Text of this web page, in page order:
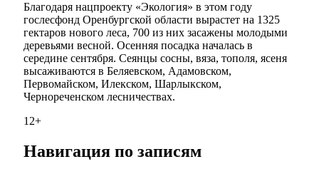
Благодаря нацпроекту «Экология» в этом году
гослесфонд Оренбургской области вырастет на 1325
гектаров нового леса, 700 из них засажены молодыми
деревьями весной. Осенняя посадка началась в
середине сентября. Сеянцы сосны, вяза, тополя, ясеня
высаживаются в Беляевском, Адамовском,
Первомайском, Илекском, Шарлыкском,
Чернореченском лесничествах.
12+
Навигация по записям